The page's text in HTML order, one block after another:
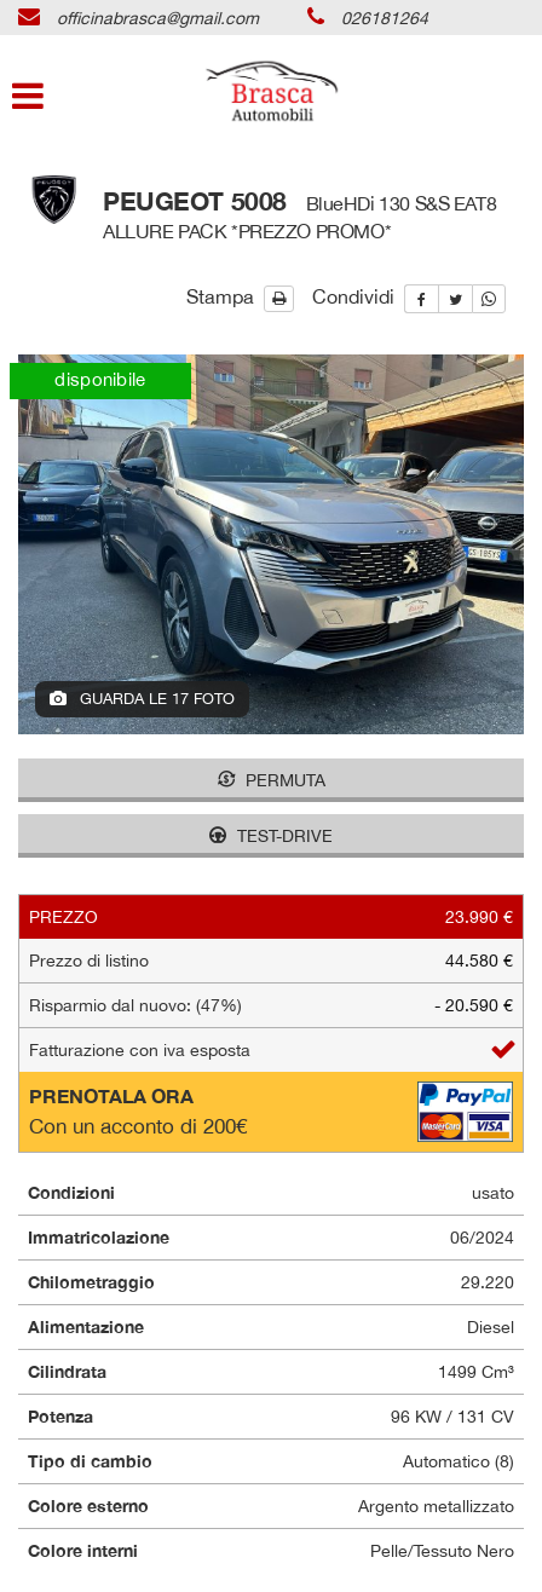
HOME
LISTA VEICOLI
SEGNALA & GUADAGNA
CONVENZIONI
SERVIZI
CONTATTI
AZIENDA
NEWS
AREA COMMERCIANTI
officinabrasca@gmail.com 026181264
PEUGEOT 5008
BlueHDi 130 S&S EAT8
ALLURE PACK *PREZZO PROMO*
Stampa Condividi
disponibile
GUARDA LE 17 FOTO
PERMUTA
TEST-DRIVE
PREZZO 23.990 €
Prezzo di listino 44.580 €
Risparmio dal nuovo: (47%) - 20.590 €
Fatturazione con iva esposta
PRENOTALA ORA
Con un acconto di 200€
Condizioni usato
Immatricolazione 06/2024
Chilometraggio 29.220
Alimentazione Diesel
Cilindrata 1499 Cm³
Potenza 96 KW / 131 CV
Tipo di cambio Automatico (8)
Colore esterno Argento metallizzato
Colore interni Pelle/Tessuto Nero
preferenze
di
Il
seguente
le
preferenze
di
consenso
alle
tecnologie
di
tracciamento
che
adottiamo
per
offrire
le
funzionalità
e
di
ottenere
maggiori
informazioni
sull'utilità
e
sul
funzionamento
questi
strumenti
di
si
rimanda
cookie
policy.
Puoi
rivedere
e
modificare
le
tue
scelte
qualsiasi
momento.